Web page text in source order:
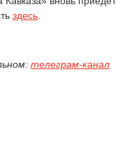
здесь
телеграм-канал